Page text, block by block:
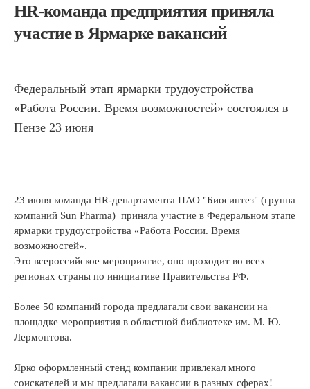
HR-команда предприятия приняла
участие в Ярмарке вакансий
Федеральный этап ярмарки трудоустройства
«Работа России. Время возможностей» состоялся в
Пензе 23 июня
23 июня команда HR-департамента ПАО "Биосинтез" (группа
компаний Sun Pharma) приняла участие в Федеральном этапе
ярмарки трудоустройства «Работа России. Время
возможностей».
Это всероссийское мероприятие, оно проходит во всех
регионах страны по инициативе Правительства РФ.
Более 50 компаний города предлагали свои вакансии на
площадке мероприятия в областной библиотеке им. М. Ю.
Лермонтова.
Ярко оформленный стенд компании привлекал много
соискателей и мы предлагали вакансии в разных сферах!